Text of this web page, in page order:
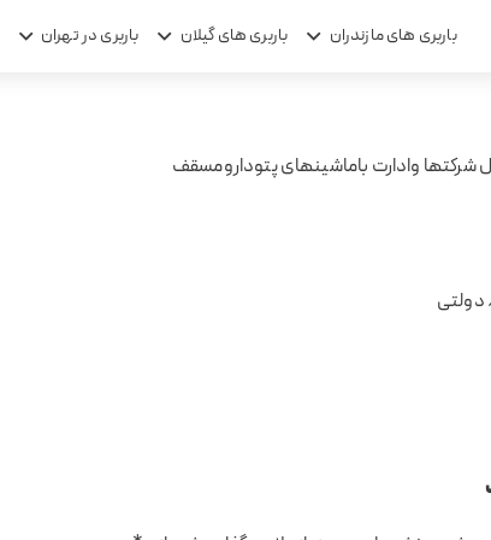
باربری های مازندران باربری های گیلان باربری در تهران
وادارت باماشینھای پتودارومسقف
دولتی